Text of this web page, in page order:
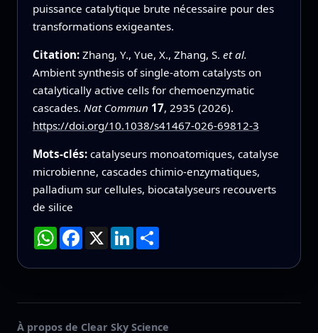
puissance catalytique brute nécessaire pour des
transformations exigeantes.
Citation: Zhang, Y., Yue, X., Zhang, S. et al.
Ambient synthesis of single-atom catalysts on
catalytically active cells for chemoenzymatic
cascades. Nat Commun 17, 2935 (2026).
https://doi.org/10.1038/s41467-026-69812-3
Mots-clés: catalyseurs monoatomiques, catalyse
microbienne, cascades chimio-enzymatiques,
palladium sur cellules, biocatalyseurs recouverts
de silice
WhatsApp
Facebook
X LinkedInPartager
À propos de Clear Sky Science